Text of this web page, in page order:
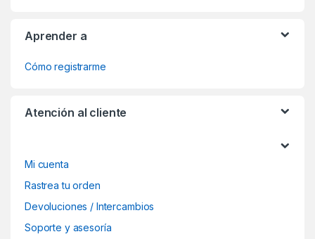
Aprender a
Cómo registrarme
Atención al cliente
Mi cuenta
Rastrea tu orden
Devoluciones / Intercambios
Soporte y asesoría